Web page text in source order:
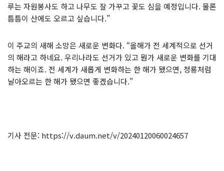
루는 자원봉사도 하고 나무도 잘 가꾸고 꽃도 심을 예정입니다. 물론
틈틈이 산에도 오르고 싶습니다.”
이 주교의 새해 소망은 새로운 변화다. “올해가 전 세계적으로 선거
의 해라고 하네요. 우리나라도 선거가 있고 뭔가 새로운 변화를 기대
하는 해이죠. 전 세계가 새롭게 변화하는 한 해가 됐으면, 청룡처럼
날아오르는 한 해가 됐으면 좋겠습니다.”
기사 전문: https://v.daum.net/v/20240120060024657